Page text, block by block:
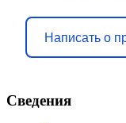
Написать о
Сведения